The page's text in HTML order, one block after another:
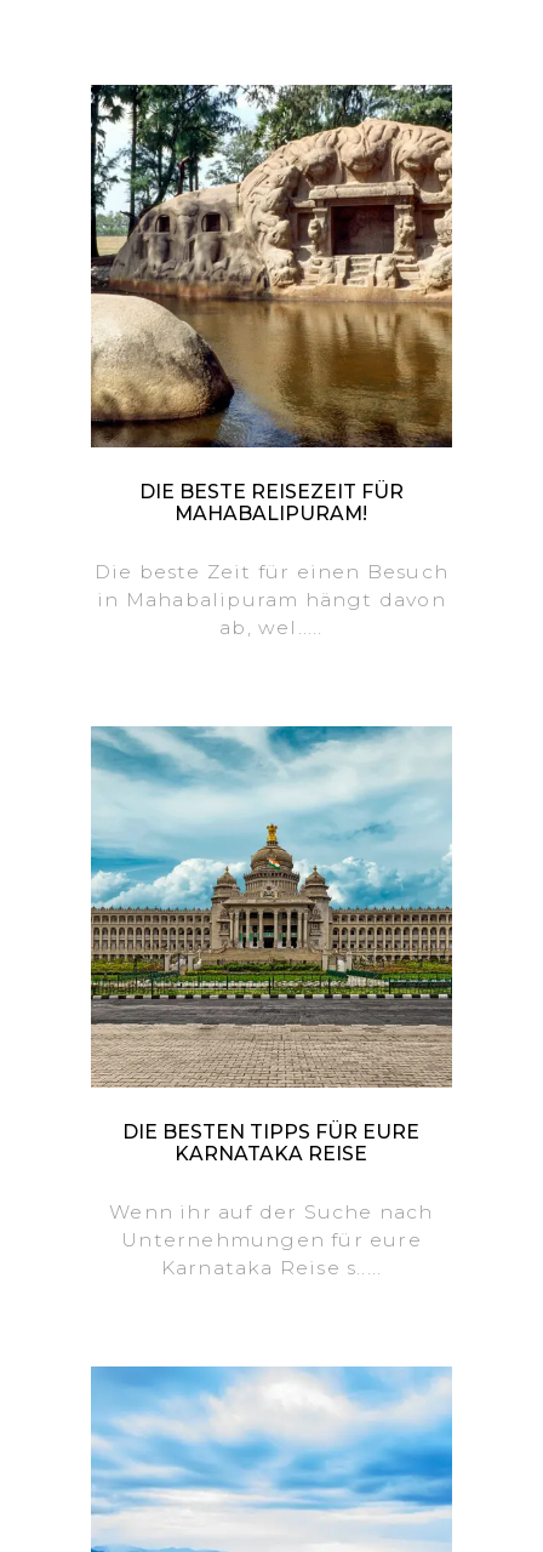
DIE BESTE REISEZEIT FÜR
MAHABALIPURAM!
Die beste Zeit für einen Besuch
in Mahabalipuram hängt davon
ab, wel.....
DIE BESTEN TIPPS FÜR EURE
KARNATAKA REISE
Wenn ihr auf der Suche nach
Unternehmungen für eure
Karnataka Reise s.....